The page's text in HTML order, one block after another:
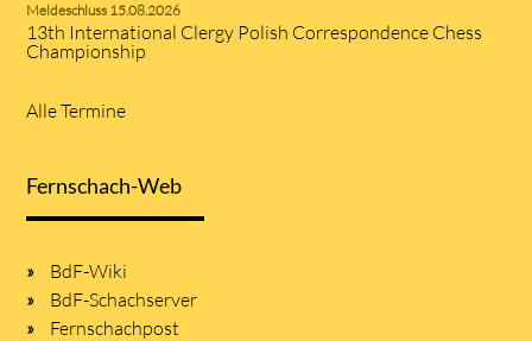
Meldeschluss 15.08.2026
13th International Clergy Polish Correspondence Chess
Championship
Alle Termine
Fernschach-Web
BdF-Wiki
BdF-Schachserver
Fernschachpost